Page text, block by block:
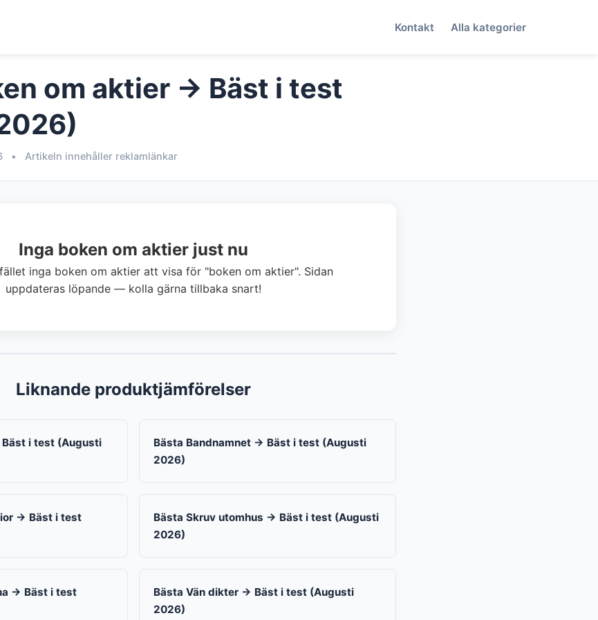
Kontakt Alla kategorier
om aktier → Bäst i test
• Artikeln innehåller reklamlänkar
Inga boken om aktier just nu
inga boken om aktier att visa för "boken om aktier". Sidan
uppdateras löpande — kolla gärna tillbaka snart!
Liknande produktjämförelser
i test (Augusti
Bästa Bandnamnet → Bäst i test (Augusti
2026)
→ Bäst i test
Bästa Skruv utomhus → Bäst i test (Augusti
2026)
→ Bäst i test
Bästa Vän dikter → Bäst i test (Augusti
2026)